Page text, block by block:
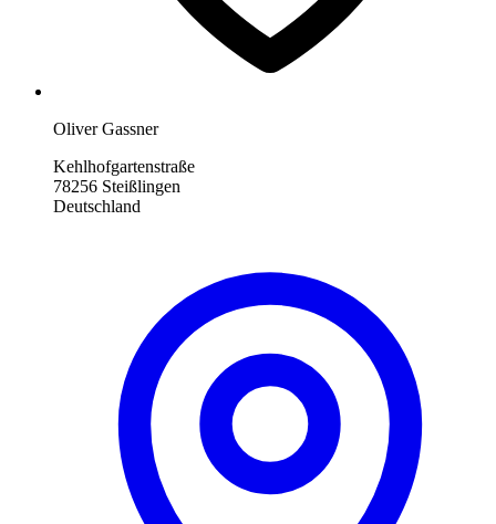
Oliver Gassner
Kehlhofgartenstraße
78256 Steißlingen
Deutschland